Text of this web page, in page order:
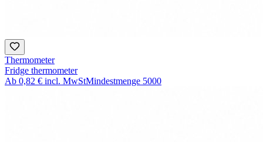
Thermometer
Fridge thermometer
Ab 0,82 € incl. MwStMindestmenge 5000